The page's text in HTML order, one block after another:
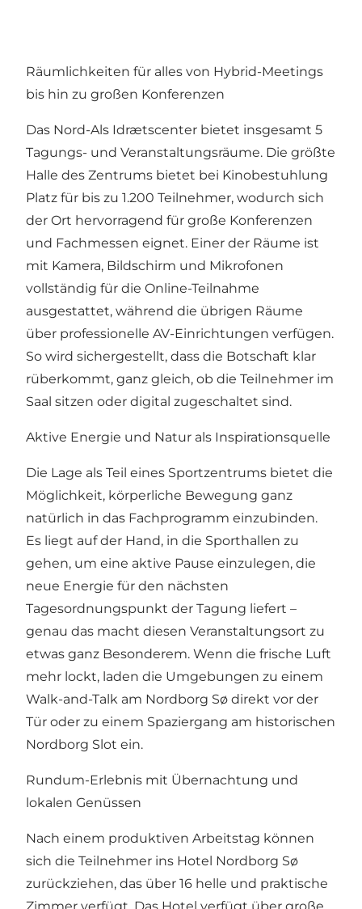
Räumlichkeiten für alles von Hybrid-Meetings
bis hin zu großen Konferenzen
Das Nord-Als Idrætscenter bietet insgesamt 5
Tagungs- und Veranstaltungsräume. Die größte
Halle des Zentrums bietet bei Kinobestuhlung
Platz für bis zu 1.200 Teilnehmer, wodurch sich
der Ort hervorragend für große Konferenzen
und Fachmessen eignet. Einer der Räume ist
mit Kamera, Bildschirm und Mikrofonen
vollständig für die Online-Teilnahme
ausgestattet, während die übrigen Räume
über professionelle AV-Einrichtungen verfügen.
So wird sichergestellt, dass die Botschaft klar
rüberkommt, ganz gleich, ob die Teilnehmer im
Saal sitzen oder digital zugeschaltet sind.
Aktive Energie und Natur als Inspirationsquelle
Die Lage als Teil eines Sportzentrums bietet die
Möglichkeit, körperliche Bewegung ganz
natürlich in das Fachprogramm einzubinden.
Es liegt auf der Hand, in die Sporthallen zu
gehen, um eine aktive Pause einzulegen, die
neue Energie für den nächsten
Tagesordnungspunkt der Tagung liefert –
genau das macht diesen Veranstaltungsort zu
etwas ganz Besonderem. Wenn die frische Luft
mehr lockt, laden die Umgebungen zu einem
Walk-and-Talk am Nordborg Sø direkt vor der
Tür oder zu einem Spaziergang am historischen
Nordborg Slot ein.
Rundum-Erlebnis mit Übernachtung und
lokalen Genüssen
Nach einem produktiven Arbeitstag können
sich die Teilnehmer ins Hotel Nordborg Sø
zurückziehen, das über 16 helle und praktische